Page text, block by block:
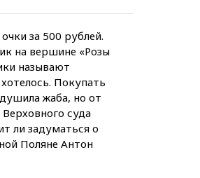
конфликта
Трамп заявил, что
бы соглашение с
Лантратова: судьба
жителей Курской
все еще неизвестна
МИД РФ: ЕС пытается
мобилизационный
для Украины
за 500 рублей.
на вершине «Розы
называют
Покупать
жаба, но от
суда
ли задуматься о
Поляне Антон